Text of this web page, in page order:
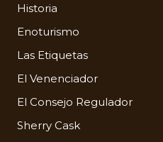
Historia
Enoturismo
Las Etiquetas
El Venenciador
El Consejo Regulador
Sherry Cask